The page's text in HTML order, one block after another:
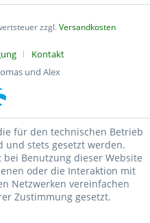
zzgl.Versandkosten
Kontakt
und Alex
für den technischen Betrieb
stets gesetzt werden.
Benutzung dieser Website
oder die Interaktion mit
Netzwerken vereinfachen
Zustimmung gesetzt.